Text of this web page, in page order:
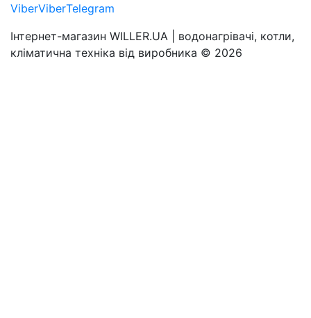
ViberViberTelegram
Інтернет-магазин WILLER.UA | водонагрівачі, котли,
кліматична техніка від виробника © 2026